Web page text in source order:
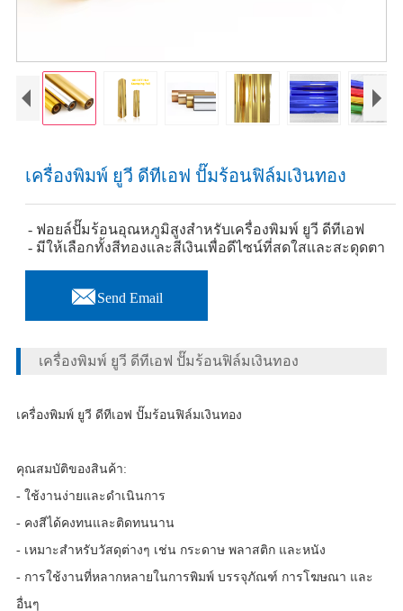
เครื่องพิมพ์ ยูวี ดีทีเอฟ ปั๊มร้อนฟิล์มเงินทอง
- ฟอยล์ปั๊มร้อนอุณหภูมิสูงสำหรับเครื่องพิมพ์ ยูวี ดีทีเอฟ
- มีให้เลือกทั้งสีทองและสีเงินเพื่อดีไซน์ที่สดใสและสะดุดตา
Send Email
เครื่องพิมพ์ ยูวี ดีทีเอฟ ปั๊มร้อนฟิล์มเงินทอง
เครื่องพิมพ์ ยูวี ดีทีเอฟ ปั๊มร้อนฟิล์มเงินทอง
คุณสมบัติของสินค้า:
- ใช้งานง่ายและดำเนินการ
- คงสีได้คงทนและติดทนนาน
- เหมาะสำหรับวัสดุต่างๆ เช่น กระดาษ พลาสติก และหนัง
- การใช้งานที่หลากหลายในการพิมพ์ บรรจุภัณฑ์ การโฆษณา และ
อื่นๆ